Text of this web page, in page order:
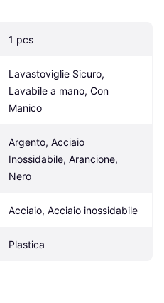
1 pcs
Lavastoviglie Sicuro,
Lavabile a mano, Con
Manico
Argento, Acciaio
Inossidabile, Arancione,
Nero
Acciaio, Acciaio inossidabile
Plastica